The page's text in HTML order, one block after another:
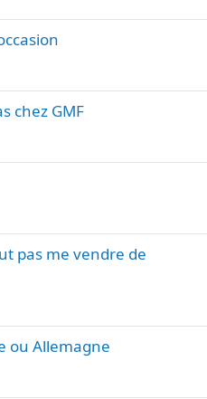
chez GMF
pas me vendre de
ou Allemagne